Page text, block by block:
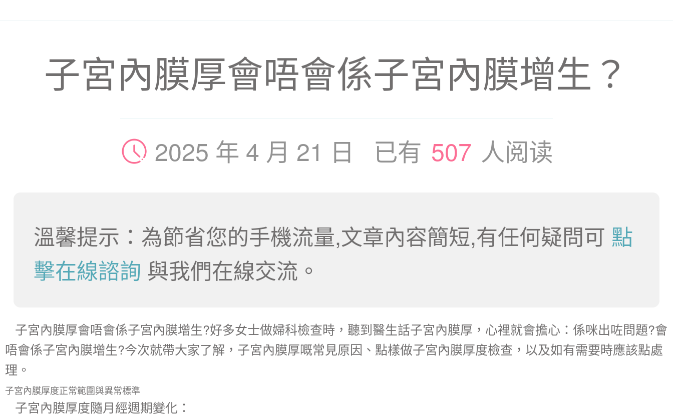
子宮內膜厚會唔會係子宮內膜增生？
2025 年 4 月 21 日 已有 507 人阅读
溫馨提示：為節省您的手機流量,文章內容簡短,有任何疑問可 點
擊在線諮詢 與我們在線交流。
子宮內膜厚會唔會係子宮內膜增生?好多女士做婦科檢查時，聽到醫生話子宮內膜厚，心裡就會擔心：係咪出咗問題?會
唔會係子宮內膜增生?今次就帶大家了解，子宮內膜厚嘅常見原因、點樣做子宮內膜厚度檢查，以及如有需要時應該點處
理。
子宮內膜厚度正常範圍與異常標準
子宮內膜厚度隨月經週期變化：